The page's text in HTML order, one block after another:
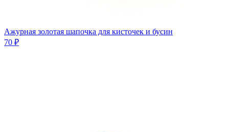
Ажурная золотая шапочка для кисточек и бусин
70 ₽